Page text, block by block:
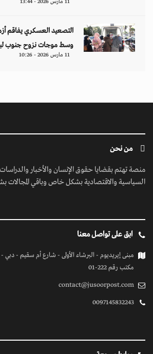
11 مارس 2026 - 13:44
التصعيد العسكري يفاقم
وسط موجات نزوح جنوب
11 مارس 2026 - 10:26
من نحن
منصة تهتم بقضايا حقوق الإنسان والأخبار
السياسية والاقتصادية بشكل خاص وباقي المجالات
ابق على تواصل معنا
مبنى إيريديوم - البرشاء الأولى - شارع أم سقيم - دبي -
مكتب رقم 222-01
contact@jusoorpost.com
0097145832243